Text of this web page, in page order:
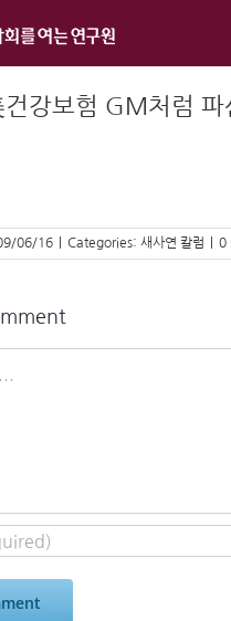
건강보험 GM처럼 파
06/16 Categories: 새사연 칼럼 0